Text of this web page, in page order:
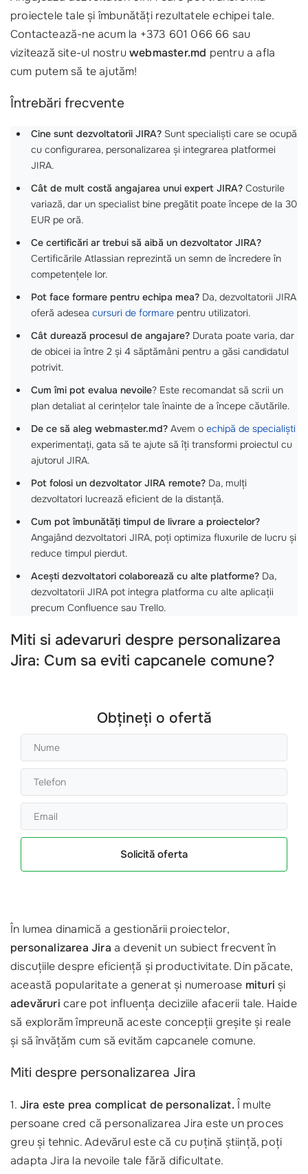
proiectele tale și îmbunătăți rezultatele echipei tale.
Contactează-ne acum la +373 601 066 66 sau
vizitează site-ul nostruwebmaster.md pentru a afla
cum putem să te ajutăm!
Întrebări frecvente
Cine sunt dezvoltatorii JIRA? Sunt specialiști care se ocupă
cu configurarea, personalizarea și integrarea platformei
JIRA.
Cât de mult costă angajarea unui expert JIRA? Costurile
variază, dar un specialist bine pregătit poate începe de la 30
EUR pe oră.
Ce certificări ar trebui să aibă un dezvoltator JIRA?
Certificările Atlassian reprezintă un semn de încredere în
competențele lor.
Pot face formare pentru echipa mea? Da, dezvoltatorii JIRA
oferă adesea cursuri de formare pentru utilizatori.
Cât durează procesul de angajare? Durata poate varia, dar
de obicei ia între 2 și 4 săptămâni pentru a găsi candidatul
potrivit.
Cum îmi pot evalua nevoile? Este recomandat să scrii un
plan detaliat al cerințelor tale înainte de a începe căutările.
De ce să aleg webmaster.md? Avem o echipă de specialiști
experimentați, gata să te ajute să îți transformi proiectul cu
ajutorul JIRA.
Pot folosi un dezvoltator JIRA remote? Da, mulți
dezvoltatori lucrează eficient de la distanță.
Cum pot îmbunătăți timpul de livrare a proiectelor?
Angajând dezvoltatori JIRA, poți optimiza fluxurile de lucru și
reduce timpul pierdut.
Acești dezvoltatori colaborează cu alte platforme? Da,
dezvoltatorii JIRA pot integra platforma cu alte aplicații
precum Confluence sau Trello.
Miti si adevaruri despre personalizarea
Jira: Cum sa eviti capcanele comune?
Obțineți o ofertă
Solicită oferta
În lumea dinamică a gestionării proiectelor,
personalizarea Jira a devenit un subiect frecvent în
discuțiile despre eficiență și productivitate. Din păcate,
această popularitate a generat și numeroase mituri și
adevăruri care pot influența deciziile afacerii tale. Haide
să explorăm împreună aceste concepții greșite și reale
și să învățăm cum să evităm capcanele comune.
Miti despre personalizarea Jira
1. Jira este prea complicat de personalizat. Î multe
persoane cred că personalizarea Jira este un proces
greu și tehnic. Adevărul este că cu puțină știință, poți
adapta Jira la nevoile tale fără dificultate.